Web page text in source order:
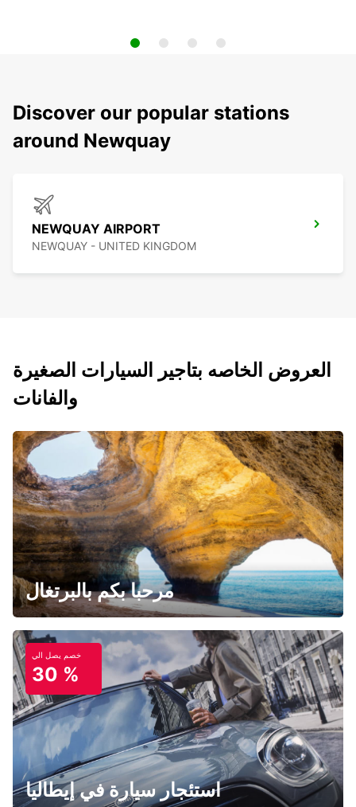
Discover our popular stations
around Newquay
NEWQUAY AIRPORT
NEWQUAY - UNITED KINGDOM
العروض الخاصه بتاجير السيارات الصغيرة
والفانات
مرحبا بكم بالبرتغال
خصم يصل الي
30 %
استئجار سيارة في إيطاليا